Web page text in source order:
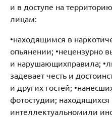
и в доступе на
лицам:
•​находящимся в
опьянении; •​нецензурно
и нарушающихправила;
задевает честь и
и других гостей;
фотостудии;
интеллектуальномили